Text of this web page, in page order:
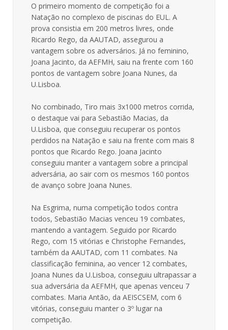
O primeiro momento de competição foi a
Natação no complexo de piscinas do EUL. A
prova consistia em 200 metros livres, onde
Ricardo Rego, da AAUTAD, assegurou a
vantagem sobre os adversários. Já no feminino,
Joana Jacinto, da AEFMH, saiu na frente com 160
pontos de vantagem sobre Joana Nunes, da
U.Lisboa.
No combinado, Tiro mais 3x1000 metros corrida,
o destaque vai para Sebastião Macias, da
U.Lisboa, que conseguiu recuperar os pontos
perdidos na Natação e saiu na frente com mais 8
pontos que Ricardo Rego. Joana Jacinto
conseguiu manter a vantagem sobre a principal
adversária, ao sair com os mesmos 160 pontos
de avanço sobre Joana Nunes.
Na Esgrima, numa competição todos contra
todos, Sebastião Macias venceu 19 combates,
mantendo a vantagem. Seguido por Ricardo
Rego, com 15 vitórias e Christophe Fernandes,
também da AAUTAD, com 11 combates. Na
classificação feminina, ao vencer 12 combates,
Joana Nunes da U.Lisboa, conseguiu ultrapassar a
sua adversária da AEFMH, que apenas venceu 7
combates. Maria Antão, da AEISCSEM, com 6
vitórias, conseguiu manter o 3º lugar na
competição.